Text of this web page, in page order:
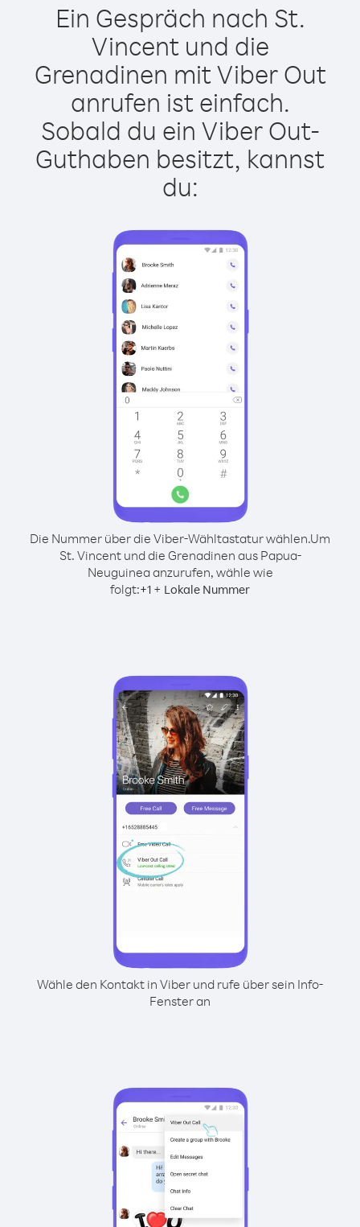
Ein Gespräch nach St.
Vincent und die
Grenadinen mit Viber Out
anrufen ist einfach.
Sobald du ein Viber Out-
Guthaben besitzt, kannst
du:
Die Nummer über die Viber-Wähltastatur wählen.Um
St. Vincent und die Grenadinen aus Papua-
Neuguinea anzurufen, wähle wie
folgt:+1 + Lokale Nummer
Wähle den Kontakt in Viber und rufe über sein Info-
Fenster an